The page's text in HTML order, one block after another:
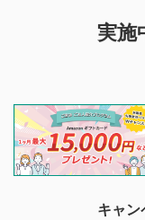
を目的として、各
投稿ができます。
閲覧および投稿を
他の利用者が動画
待ちしております。
なお、投稿をもっ
実施
キャン